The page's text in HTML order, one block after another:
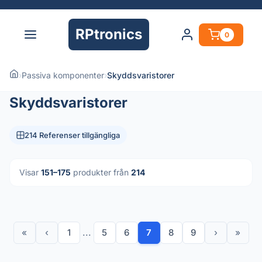
RPtronics 0
›Passiva komponenter›Skyddsvaristorer
Skyddsvaristorer
214 Referenser tillgängliga
Visar 151–175 produkter från 214
« ‹ 1 ... 5 6 7 8 9 › »